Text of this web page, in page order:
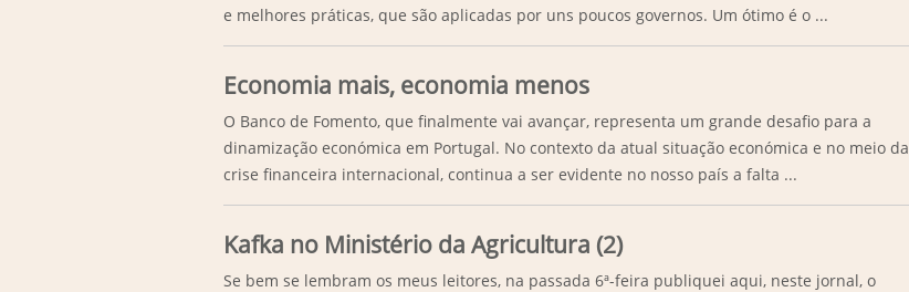
e melhores práticas, que são aplicadas por uns poucos governos. Um ótimo é o ...
Economia mais, economia menos
O Banco de Fomento, que finalmente vai avançar, representa um grande desafio para a
dinamização económica em Portugal. No contexto da atual situação económica e no meio da
crise financeira internacional, continua a ser evidente no nosso país a falta ...
Kafka no Ministério da Agricultura (2)
Se bem se lembram os meus leitores, na passada 6ª-feira publiquei aqui, neste jornal, o